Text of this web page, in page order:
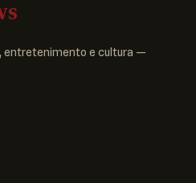
entretenimento e cultura —